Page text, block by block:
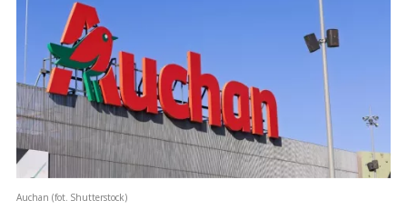
Auchan (fot. Shutterstock)